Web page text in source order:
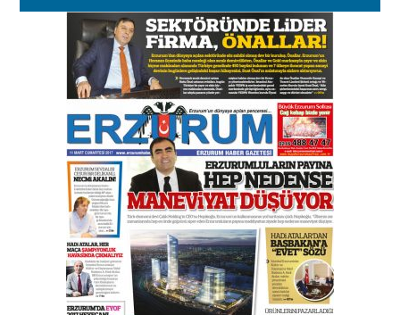
Murat Şahsuvaroğlu ERKON’da
çıtayı yukarı taşırken,
yönetimdekiler aşağı
çekmemeli!
17 Şubat 2026 SalıOrhan BOZKURT
Bir fotoğraf, bir şehir, bir
gazeteci… Dizginler kimin
elinde?
31 Mart 2026 Salı
A. Berhan Yılmaz
BİR BÖLÜM DEĞİL, BİR ÖMÜR
SEÇİYORSUNUZ… “NEDEN
ATATÜRK ÜNİVERSİTESİ?”
28 Temmuz 2026 Salı
Ahmet Gökhan YAZICI
Ahmed Yesevi’den bir Alperen…
”Reisimiz” idi… Hakka yürüdü.!
26 Mart 2026 Perşembe